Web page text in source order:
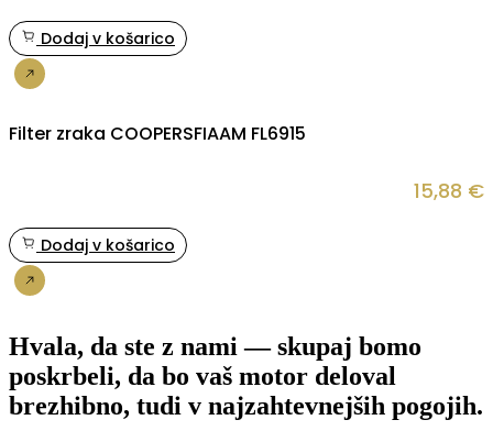
Dodaj v košarico
Filter zraka COOPERSFIAAM FL6915
15,88 €
Dodaj v košarico
Hvala, da ste z nami — skupaj bomo
poskrbeli, da bo vaš motor deloval
brezhibno, tudi v najzahtevnejših pogojih.